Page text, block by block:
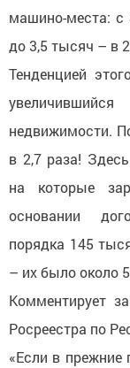
машино-места: с
до 3,5 тысяч – в
Тенденцией
недвижимости.
в 2,7 раза!
на которые
основании
порядка 145
– их было около
Комментирует
Росреестра по
«Если в